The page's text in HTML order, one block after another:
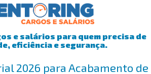
e salários para quem precisa de
eficiência e segurança.
2026 para Acabamento de